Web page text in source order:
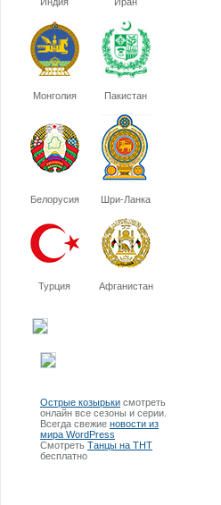
Монголия Пакистан
Белорусия Шри-Ланка
Турция Афганистан
Острые козырьки смотреть
онлайн все сезоны и серии.
Всегда свежие новости из
мира WordPress
Смотреть Танцы на ТНТ
бесплатно